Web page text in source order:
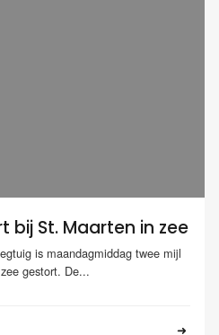
bij St. Maarten in zee
is maandagmiddag twee mijl
gestort. De...